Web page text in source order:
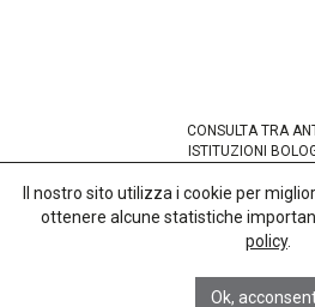
CONSULTA TRA
ISTITUZIONI
codice fiscale
Sede presso
Basilica di San
40124 Bologna
Il nostro sito utilizza i cookie per
ottenere alcune statistiche
policy.
Ok,